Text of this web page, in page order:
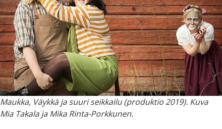
Maukka, Väykkä ja suuri seikkailu (produktio 2019). Kuva
Mia Takala ja Mika Rinta-Porkkunen.